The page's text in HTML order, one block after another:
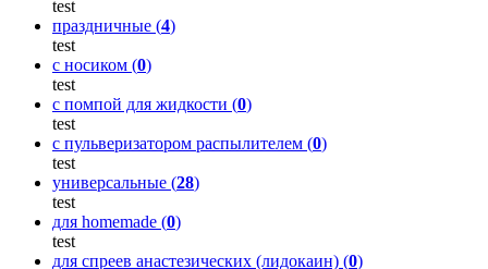
test
праздничные (4)
test
с носиком (0)
test
с помпой для жидкости (0)
test
с пульверизатором распылителем (0)
test
универсальные (28)
test
для homemade (0)
test
для спреев анастезических (лидокаин) (0)